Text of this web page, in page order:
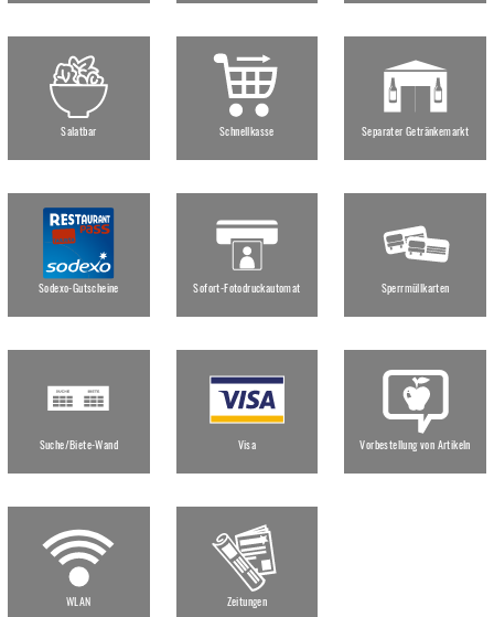
Salatbar Schnellkasse Separater Getränkemarkt
Sodexo-Gutscheine Sofort-Fotodruckautomat Sperrmüllkarten
Suche/Biete-Wand Visa Vorbestellung von Artikeln
WLAN Zeitungen